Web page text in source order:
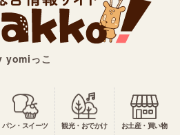
yomiっこ
パン・スイーツ 観光・おでかけ お土産・買い物